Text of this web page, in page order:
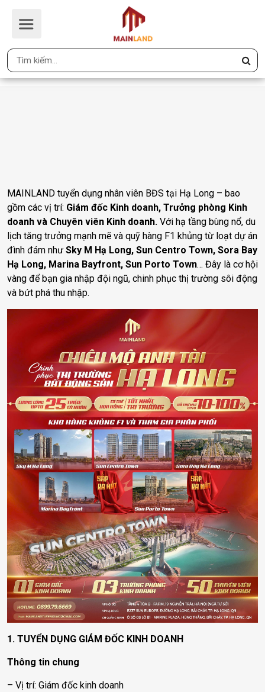
MAINLAND TUYỂN DỤNG NHÂN
VIÊN BĐS TẠI HẠ LONG
Trang Chủ
MAINLAND Tuyển Dụng Nhân Viên BĐS Tại Hạ Long
MAINLAND tuyển dụng nhân viên BĐS tại Hạ Long – bao
gồm các vị trí: Giám đốc Kinh doanh, Trưởng phòng Kinh
doanh và Chuyên viên Kinh doanh. Với hạ tầng bùng nổ, du
lịch tăng trưởng mạnh mẽ và quỹ hàng F1 khủng từ loạt dự án
đình đám như Sky M Hạ Long, Sun Centro Town, Sora Bay
Hạ Long, Marina Bayfront, Sun Porto Town… Đây là cơ hội
vàng để bạn gia nhập đội ngũ, chinh phục thị trường sôi động
và bứt phá thu nhập.
1. TUYỂN DỤNG GIÁM ĐỐC KINH DOANH
Thông tin chung
– Vị trí: Giám đốc kinh doanh